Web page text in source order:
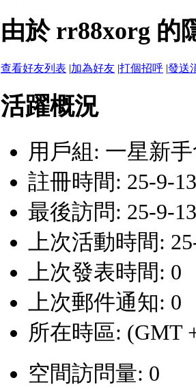
由於 rr88xorg 的
查看好友列表 |加為好友 |打個招呼 |發送
活躍概況
用戶組: 一星新
註冊時間: 25-9-
最後訪問: 25-9-
上次活動時間:
上次發表時間: 0
上次郵件通知: 0
所在時區: (GMT
空間訪問量: 0